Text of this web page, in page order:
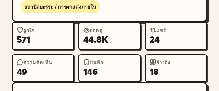
กึ่งกลางด้านบน, “be kind to your future self”
หนังสือที่ด้านซ้ายล่าง, “WORLD’S OKAYEST MODEL” บน
แก้วมัคสีดำใกล้จุดกึ่งกลางด้านซ้าย, “MOONSHOT
DIARIES” บนกองหนังสือใกล้ด้านขวาล่าง, “Good
Prompts Only” บนแก้วมัคที่ด้านขวาล่าง และโพสต์อิทที่
ด้านขวาล่างเขียนว่า “AGI is already for ready
สถาปัตยกรรม / การตกแต่งภายใน
ถูกใจ
571
ยอดดู
44.8K
แชร์
24
ความคิดเห็น
49
บันทึก
146
อ้างอิง
18